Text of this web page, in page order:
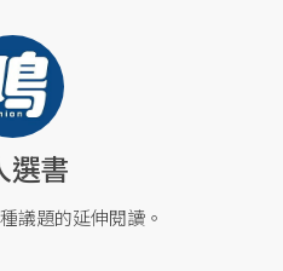
選書
議題的延伸閱讀。